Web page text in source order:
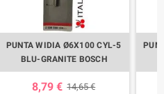
PUNTA WIDIA Ø6X100 CYL-5
BLU-GRANITE BOSCH
8,79 € 14,65 €